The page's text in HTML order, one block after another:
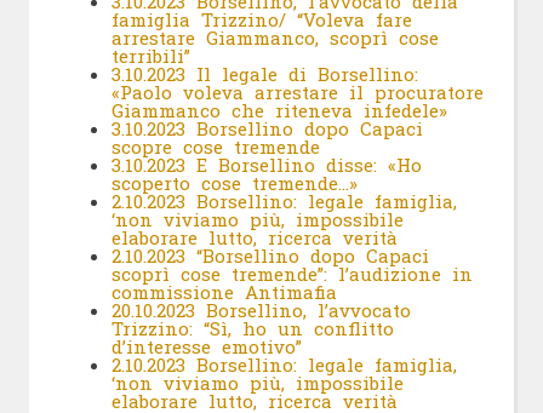
famiglia Trizzino/ “Voleva fare
arrestare Giammanco, scoprì cose
terribili”
3.10.2023 Il legale di Borsellino:
«Paolo voleva arrestare il procuratore
Giammanco che riteneva infedele»
3.10.2023 Borsellino dopo Capaci
scopre cose tremende
3.10.2023 E Borsellino disse: «Ho
scoperto cose tremende…»
2.10.2023 Borsellino: legale famiglia,
‘non viviamo più, impossibile
elaborare lutto, ricerca verità
2.10.2023 “Borsellino dopo Capaci
scoprì cose tremende”: l’audizione in
commissione Antimafia
20.10.2023 Borsellino, l’avvocato
Trizzino: “Sì, ho un conflitto
d’interesse emotivo”
2.10.2023 Borsellino: legale famiglia,
‘non viviamo più, impossibile
elaborare lutto, ricerca verità